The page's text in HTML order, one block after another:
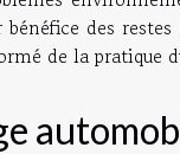
bénéfice des
de la pratique